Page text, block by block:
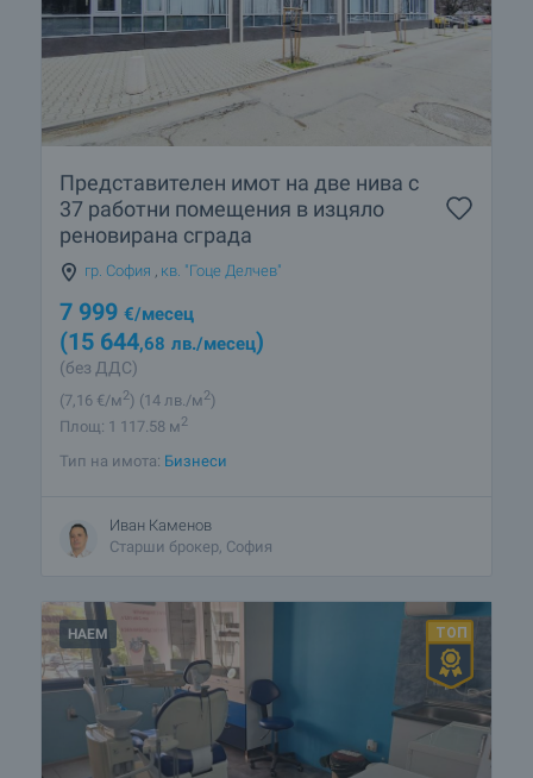
Представителен имот на две нива с
37 работни помещения в изцяло
реновирана сграда
гр. София кв. "Гоце Делчев"
7 999 €/месец
(15 644,68 лв./месец)
(без ДДС)
(7,16 €/м2) (14 лв./м2)
Площ: 1 117.58 м2
Тип на имота: Бизнеси
Иван Каменов
Старши брокер, София
НАЕМ